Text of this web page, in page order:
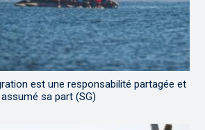
est une responsabilité partagée et
sa part (SG)